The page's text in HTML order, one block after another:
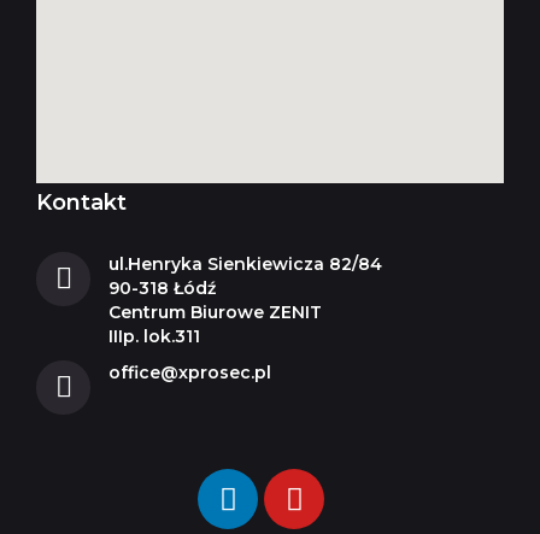
Kontakt
ul.Henryka Sienkiewicza 82/84
90-318 Łódź
Centrum Biurowe ZENIT
IIIp. lok.311
office@xprosec.pl